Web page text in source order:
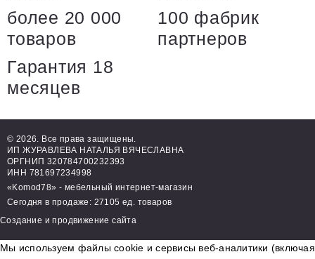
более 20 000
товаров
100 фабрик
партнеров
Гарантия 18
месяцев
© 2026. Все права защищены.
ИП ЖУРАВЛЕВА НАТАЛЬЯ ВЯЧЕСЛАВНА
ОРГНИП 320784700232393
ИНН 781697234998
«Komod78» - мебельный интернет-магазин
Сегодня в продаже: 27105 ед. товаров
Создание и продвижение сайта
Мы используем файлы cookie и сервисы веб-аналитики (включая